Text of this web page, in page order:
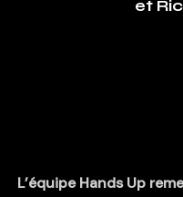
et
L’équipe Hands Up